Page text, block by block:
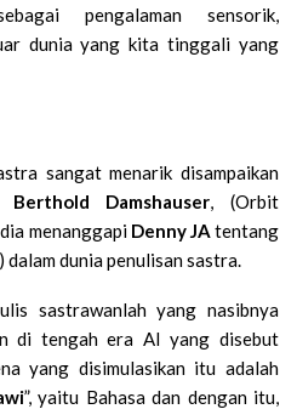
pengalaman sensorik,
dunia yang kita tinggali yang
sangat menarik disampaikan
Berthold Damshauser, (Orbit
menanggapi Denny JA tentang
dunia penulisan sastra.
sastrawanlah yang nasibnya
di tengah era AI yang disebut
yang disimulasikan itu adalah
”, yaitu Bahasa dan dengan itu,